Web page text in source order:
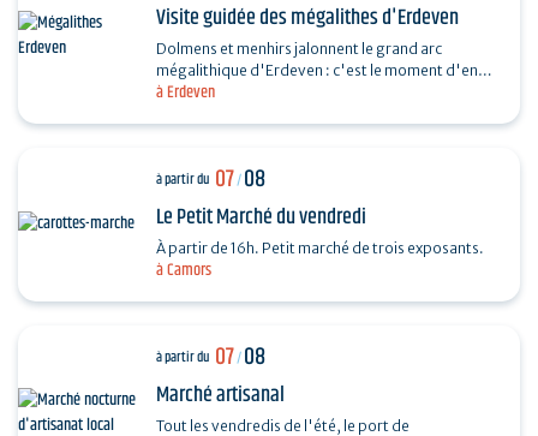
à Erdeven
Visite guidée des mégalithes d'Erdeven
Dolmens et menhirs jalonnent le grand arc
mégalithique d'Erdeven : c'est le moment d'en
découvrir un peu plus. Des Alignements de
à Camors
à partir du 07/08
Le Petit Marché du vendredi
À partir de 16h. Petit marché de trois exposants.
à partir du 07/08
Marché artisanal
Tout les vendredis de l'été, le port de